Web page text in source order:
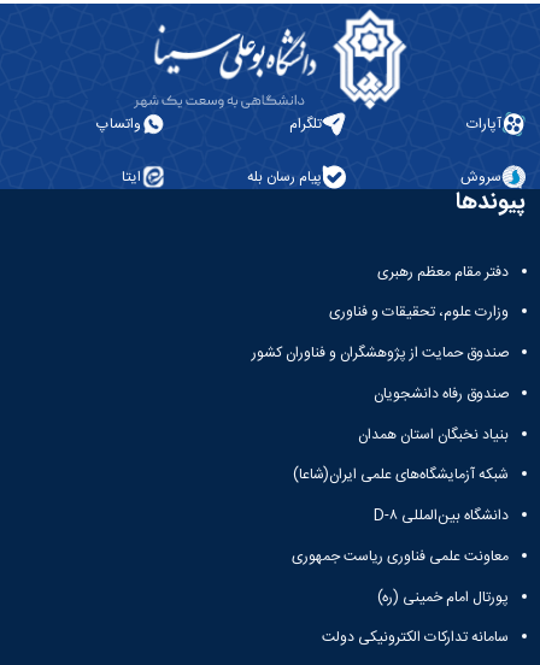
آپارات تلگرام واتساپ
سروش پیام رسان بله ایتا
پیوندها
دفتر مقام معظم رهبری
وزارت علوم، تحقیقات و فناوری
صندوق حمایت از پژوهشگران و فناوران کشور
صندوق رفاه دانشجویان
بنیاد نخبگان استان همدان
شبکه آزمایشگاه‌های علمی ایران(شاعا)
دانشگاه بین‌المللی D-۸
معاونت علمی فناوری ریاست جمهوری
پورتال امام خمینی (ره)
سامانه تدارکات الکترونیکی دولت